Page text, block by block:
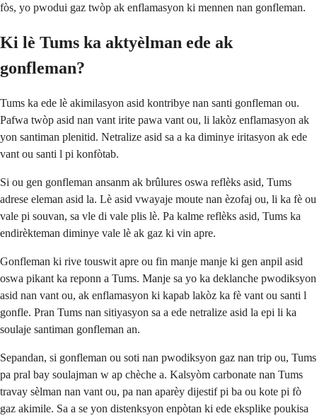
fòs, yo pwodui gaz twòp ak enflamasyon ki mennen nan gonfleman.
Ki lè Tums ka aktyèlman ede ak
gonfleman?
Tums ka ede lè akimilasyon asid kontribye nan santi gonfleman ou.
Pafwa twòp asid nan vant irite pawa vant ou, li lakòz enflamasyon ak
yon santiman plenitid. Netralize asid sa a ka diminye iritasyon ak ede
vant ou santi l pi konfòtab.
Si ou gen gonfleman ansanm ak brûlures oswa reflèks asid, Tums
adrese eleman asid la. Lè asid vwayaje moute nan èzofaj ou, li ka fè ou
vale pi souvan, sa vle di vale plis lè. Pa kalme reflèks asid, Tums ka
endirèkteman diminye vale lè ak gaz ki vin apre.
Gonfleman ki rive touswit apre ou fin manje manje ki gen anpil asid
oswa pikant ka reponn a Tums. Manje sa yo ka deklanche pwodiksyon
asid nan vant ou, ak enflamasyon ki kapab lakòz ka fè vant ou santi l
gonfle. Pran Tums nan sitiyasyon sa a ede netralize asid la epi li ka
soulaje santiman gonfleman an.
Sepandan, si gonfleman ou soti nan pwodiksyon gaz nan trip ou, Tums
pa pral bay soulajman w ap chèche a. Kalsyòm carbonate nan Tums
travay sèlman nan vant ou, pa nan aparèy dijestif pi ba ou kote pi fò
gaz akimile. Sa a se yon distenksyon enpòtan ki ede eksplike poukisa